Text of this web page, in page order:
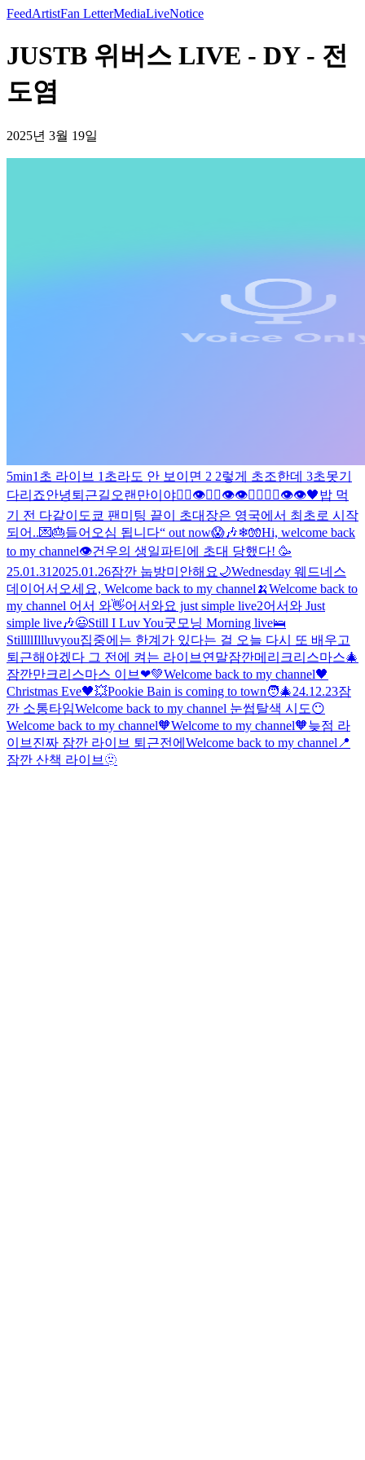
FeedArtistFan LetterMediaLiveNotice
JUSTB 위버스 LIVE - DY - 전
도염
2025년 3월 19일
5min1초 라이브 1초라도 안 보이면 2 2렇게 초조한데 3초못기
다리죠안녕퇴근길 오랜만이야🖐🏻👁🖐🏻👁👁🖐🏻🖐🏻👁👁🖤밥 먹
기 전 다같이 도쿄 팬미팅 끝이 초대장은 영국에서 최초로 시작
되어..💌🎂들어오심 됩니다“ out now😱🎶❄🧤Hi, welcome back
to my channel👁️건우의 생일파티에 초대 당했다! 🥳
25.01.31 2025.01.26잠깐 눕방미안해요 🌙Wednesday 웨드네스
데이 어서오세요, Welcome back to my channel🍌Welcome back to
my channel 어서 와👋어서와요 just simple live2어서와 Just
simple live🎶😃Still I Luv You굿모닝 Morning live🛌
StillllIllluvyou집중에는 한계가 있다는 걸 오늘 다시 또 배우고
퇴근해야겠다 그 전에 켜는 라이브 연말잠깐메리크리스마스🎄
잠깐만크리스마스 이브❤💚Welcome back to my channel🖤
Christmas Eve🖤💥Pookie Bain is coming to town🧑‍🎄24.12.23잠
깐 소통타임Welcome back to my channel 눈썹탈색 시도😶
Welcome back to my channel🧡Welcome to my channel🧡늦점 라
이브 진짜 잠깐 라이브 퇴근전에 Welcome back to my channel📍
잠깐 산책 라이브 🫥